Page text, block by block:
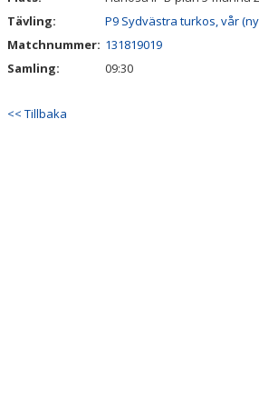
Tävling:
P9 Sydvästra turkos, vår
Matchnummer: 131819019
Samling:
09:30
<< Tillbaka